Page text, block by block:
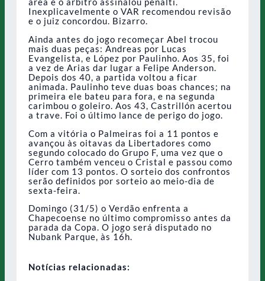
Inexplicavelmente o VAR recomendou revisão
e o juiz concordou. Bizarro.
Ainda antes do jogo recomeçar Abel trocou
mais duas peças: Andreas por Lucas
Evangelista, e López por Paulinho. Aos 35, foi
a vez de Arias dar lugar a Felipe Anderson.
Depois dos 40, a partida voltou a ficar
animada. Paulinho teve duas boas chances; na
primeira ele bateu para fora, e na segunda
carimbou o goleiro. Aos 43, Castrillón acertou
a trave. Foi o último lance de perigo do jogo.
Com a vitória o Palmeiras foi a 11 pontos e
avançou às oitavas da Libertadores como
segundo colocado do Grupo F, uma vez que o
Cerro também venceu o Cristal e passou como
líder com 13 pontos. O sorteio dos confrontos
serão definidos por sorteio ao meio-dia de
sexta-feira.
Domingo (31/5) o Verdão enfrenta a
Chapecoense no último compromisso antes da
parada da Copa. O jogo será disputado no
Nubank Parque, às 16h.
Notícias relacionadas: